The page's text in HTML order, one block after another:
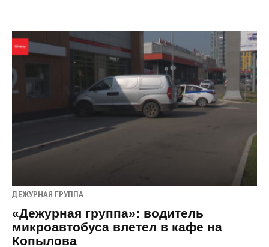
ДЕЖУРНАЯ ГРУППА
«Дежурная группа»: водитель
микроавтобуса влетел в кафе на
Копылова